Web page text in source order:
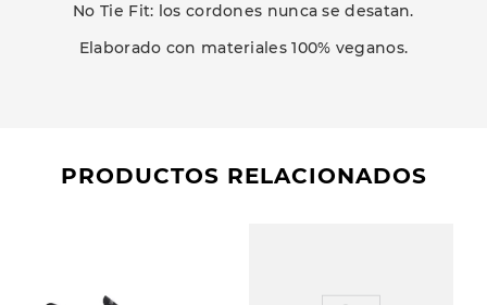
No Tie Fit: los cordones nunca se desatan.
Elaborado con materiales 100% veganos.
PRODUCTOS RELACIONADOS